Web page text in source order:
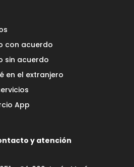
con acuerdo
sin acuerdo
en el extranjero
App
y atención